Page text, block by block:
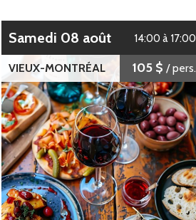
samedi 08 août 14:00 à 17:00
VIEUX-MONTRÉAL 105 $ / pers.